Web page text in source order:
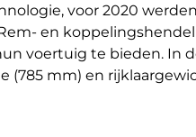
voor 2020
en
voertuig te bieden. In
mm) en